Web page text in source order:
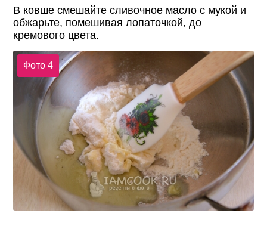
В ковше смешайте сливочное масло с мукой и
обжарьте, помешивая лопаточкой, до
кремового цвета.
Фото 4